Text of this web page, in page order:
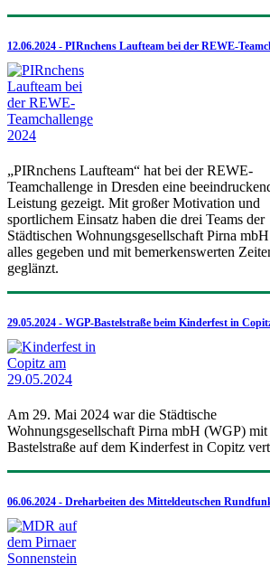
12.06.2024 - PIRnchens Laufteam bei der REWE-
„PIRnchens Laufteam“ hat bei der REWE-
Teamchallenge in Dresden eine
Leistung gezeigt. Mit großer Motivation und
sportlichem Einsatz haben die drei Teams der
Städtischen Wohnungsgesellschaft Pirna
alles gegeben und mit bemerkenswerten
geglänzt.
29.05.2024 - WGP-Bastelstraße beim Kinderfest in
Am 29. Mai 2024 war die Städtische
Wohnungsgesellschaft Pirna mbH (WGP)
Bastelstraße auf dem Kinderfest in Copitz
06.06.2024 - Dreharbeiten des Mitteldeutschen